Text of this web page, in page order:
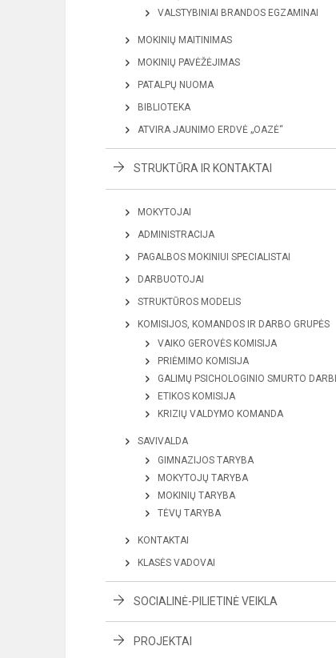
VALSTYBINIAI BRANDOS EGZAMINAI
MOKINIŲ MAITINIMAS
MOKINIŲ PAVĖŽĖJIMAS
PATALPŲ NUOMA
BIBLIOTEKA
ATVIRA JAUNIMO ERDVĖ „OAZĖ“
STRUKTŪRA IR KONTAKTAI
MOKYTOJAI
ADMINISTRACIJA
PAGALBOS MOKINIUI SPECIALISTAI
DARBUOTOJAI
STRUKTŪROS MODELIS
KOMISIJOS, KOMANDOS IR DARBO GRUPĖS
VAIKO GEROVĖS KOMISIJA
PRIĖMIMO KOMISIJA
GALIMŲ PSICHOLOGINIO SMURTO
ETIKOS KOMISIJA
KRIZIŲ VALDYMO KOMANDA
SAVIVALDA
GIMNAZIJOS TARYBA
MOKYTOJŲ TARYBA
MOKINIŲ TARYBA
TĖVŲ TARYBA
KONTAKTAI
KLASĖS VADOVAI
SOCIALINĖ-PILIETINĖ VEIKLA
PROJEKTAI